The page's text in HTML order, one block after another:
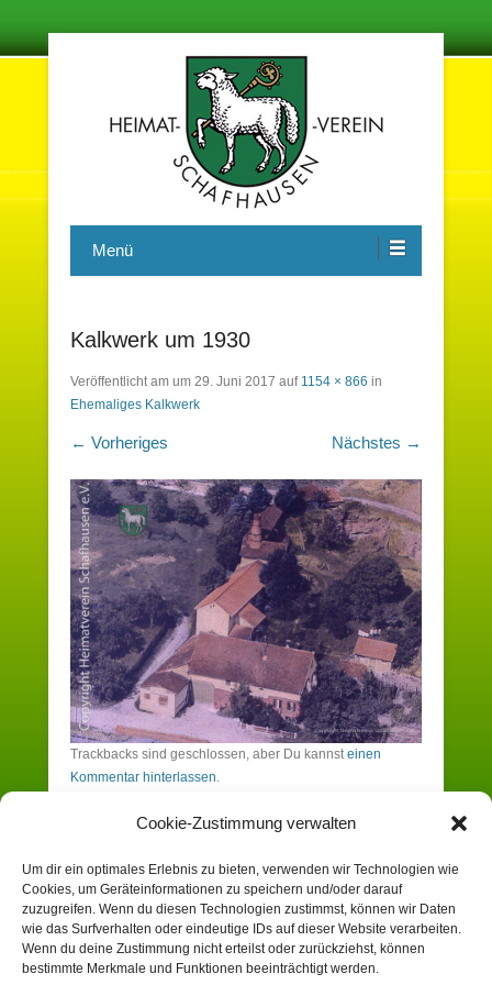
Cookie-Zustimmung verwalten
Um dir ein optimales Erlebnis zu bieten, verwenden wir Technologien wie
Cookies, um Geräteinformationen zu speichern und/oder darauf
zuzugreifen. Wenn du diesen Technologien zustimmst, können wir Daten
wie das Surfverhalten oder eindeutige IDs auf dieser Website verarbeiten.
Wenn du deine Zustimmung nicht erteilst oder zurückziehst, können
bestimmte Merkmale und Funktionen beeinträchtigt werden.
Heimatverein Schafhausen e.V.
Menü
Kalkwerk um 1930
Veröffentlicht am um 29. Juni 2017 auf 1154 × 866 in
Ehemaliges Kalkwerk
← Vorheriges Nächstes →
Trackbacks sind geschlossen, aber Du kannsteinen
Kommentar hinterlassen.
Du musst angemeldet sein, um einen
Kommentar zu erstellen.